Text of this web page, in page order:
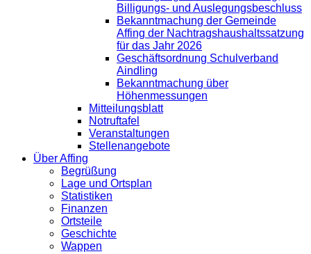
Billigungs- und Auslegungsbeschluss
Bekanntmachung der Gemeinde
Affing der Nachtragshaushaltssatzung
für das Jahr 2026
Geschäftsordnung Schulverband
Aindling
Bekanntmachung über
Höhenmessungen
Mitteilungsblatt
Notruftafel
Veranstaltungen
Stellenangebote
Über Affing
Begrüßung
Lage und Ortsplan
Statistiken
Finanzen
Ortsteile
Geschichte
Wappen